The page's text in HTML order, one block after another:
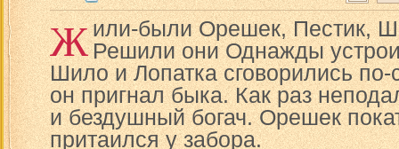
Жили-были Орешек, Пестик,
Решили они Однажды
Шило и Лопатка сговорились
он пригнал быка. Как раз
и бездушный богач. Орешек
притаился у забора.